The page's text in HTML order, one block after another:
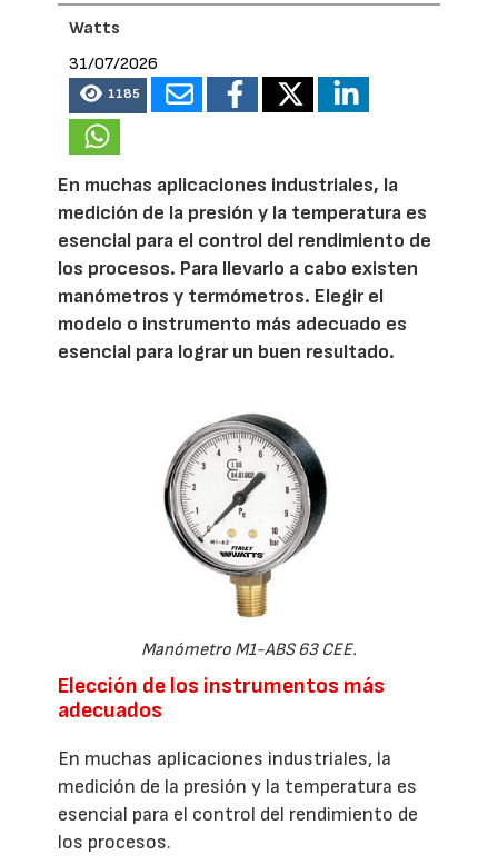
Watts
31/07/2026
1185
En muchas aplicaciones industriales, la
medición de la presión y la temperatura es
esencial para el control del rendimiento de
los procesos. Para llevarlo a cabo existen
manómetros y termómetros. Elegir el
modelo o instrumento más adecuado es
esencial para lograr un buen resultado.
Manómetro M1-ABS 63 CEE.
Elección de los instrumentos más
adecuados
En muchas aplicaciones industriales, la
medición de la presión y la temperatura es
esencial para el control del rendimiento de
los procesos.